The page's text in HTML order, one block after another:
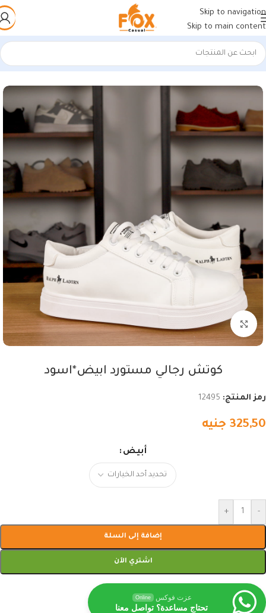
Skip to navigation
Skip to main content
الرئيسية/أحذية رجالي/كوتشي رجالي
اضغط للتكبير
كوتش رجالي مستورد ابيض*اسود
رمز المنتج: 12495
325,50 جنيه
أبيض
-
+
إضافة إلى السلة
اشتري الآن
عزت فوكس Online
تحتاج مساعدة؟ تواصل معنا